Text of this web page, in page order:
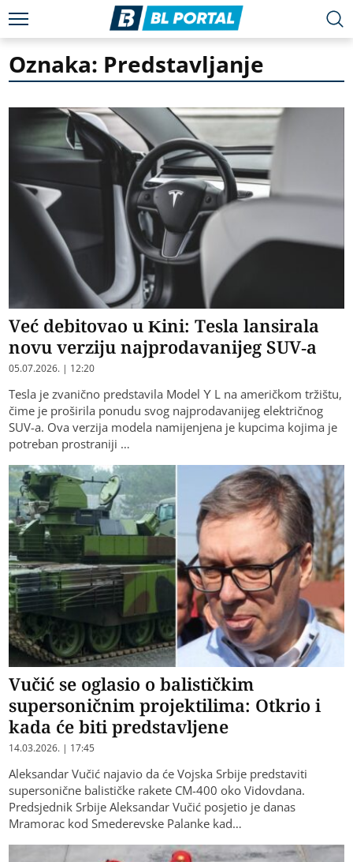
Oznaka: Predstavljanje
Već debitovao u Kini: Tesla lansirala
novu verziju najprodavanijeg SUV-a
05.07.2026. | 12:20
Tesla je zvanično predstavila Model Y L na američkom tržištu,
čime je proširila ponudu svog najprodavanijeg električnog
SUV-a. Ova verzija modela namijenjena je kupcima kojima je
potreban prostraniji …
Vučić se oglasio o balističkim
supersoničnim projektilima: Otkrio i
kada će biti predstavljene
14.03.2026. | 17:45
Aleksandar Vučić najavio da će Vojska Srbije predstaviti
supersonične balističke rakete CM-400 oko Vidovdana.
Predsjednik Srbije Aleksandar Vučić posjetio je danas
Mramorac kod Smederevske Palanke kad…